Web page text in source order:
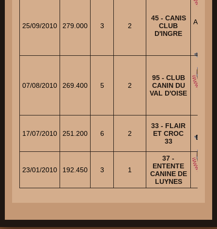
25/09/2010 279.000 3 2
45 - CANIS
CLUB
D'INGRE
07/08/2010 269.400 5 2
95 - CLUB
CANIN DU
VAL D'OISE
17/07/2010 251.200 6 2
33 - FLAIR
ET CROC
33
23/01/2010 192.450 3 1
37 -
ENTENTE
CANINE DE
LUYNES